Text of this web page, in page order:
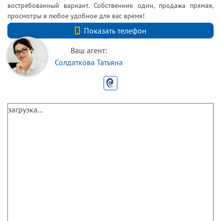
востребованный вариант. Собственник один, продажа прямая,
просмотры в любое удобное для вас время!
Показать телефон
+7 (812) 740-70-40
Ваш агент:
Солдаткова Татьяна
загрузка...